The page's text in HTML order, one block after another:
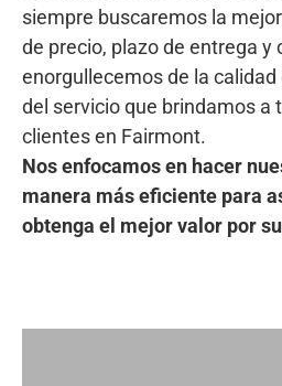
siempre buscaremos la
de precio, plazo de entrega y
enorgullecemos de la
del servicio que brindamos a
clientes en Fairmont.
Nos enfocamos en hacer
manera más eficiente para
obtenga el mejor valor por